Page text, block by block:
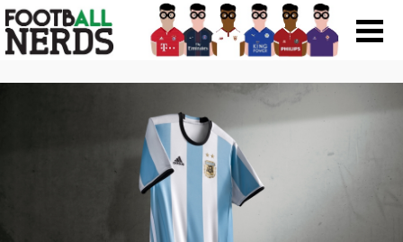
Search
Prodotti
Scarpe
Maglie